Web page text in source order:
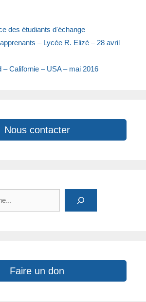
y
n
s
A
p
des étudiants d'échange
– Lycée R. Elizé – 28 avril
– Californie – USA – mai 2016
Nous contacter
Faire un don